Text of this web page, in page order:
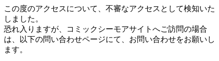
この度のアクセスについて、不審なアクセスとして検知いた
しました。
恐れ入りますが、コミックシーモアサイトへご訪問の場合
は、以下の問い合わせページにて、お問い合わせをお願いし
ます。